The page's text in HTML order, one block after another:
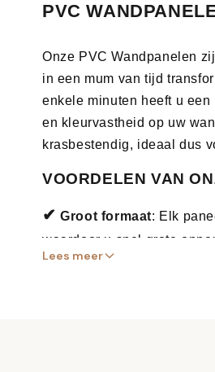
PVC
Onze PVC Wandpanelen
in een mum van tijd
enkele minuten heeft u
en kleurvastheid op uw
krasbestendig, ideaal dus
VOORDELEN VAN
✔ Groot formaat: Elk
waardoor u snel grote
✔
Lees meer